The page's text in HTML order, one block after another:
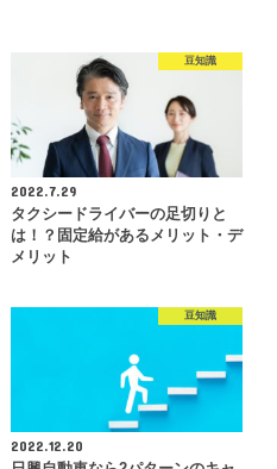
豆知識
2022.7.29
タクシードライバーの足切りと
は！？固定給があるメリット・デ
メリット
豆知識
2022.12.20